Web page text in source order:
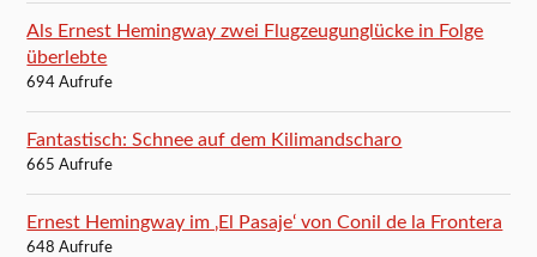
Als Ernest Hemingway zwei Flugzeugunglücke in Folge
überlebte
694 Aufrufe
Fantastisch: Schnee auf dem Kilimandscharo
665 Aufrufe
Ernest Hemingway im ‚El Pasaje‘ von Conil de la Frontera
648 Aufrufe